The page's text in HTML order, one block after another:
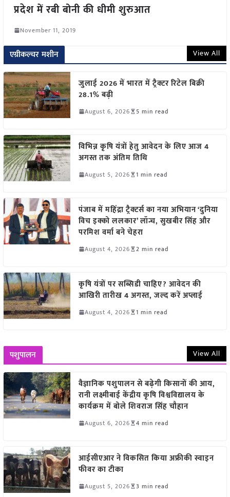
प्रदेश में रबी बोनी की धीमी शुरुआत
November 11, 2019
एग्रीकल्चर मशीन View All
जुलाई 2026 में भारत में ट्रैक्टर रिटेल बिक्री
28.1% बढ़ी
August 6, 2026 5 min read
विभिन्न कृषि यंत्रों हेतु आवेदन के लिए आज 4
अगस्त तक अंतिम तिथि
August 5, 2026 1 min read
पंजाब में महिंद्रा ट्रैक्टर्स का नया अभियान ‘दुनिया
विच इक्को ललकार’ लॉन्च, सुखबीर सिंह और
परमिश वर्मा बने चेहरा
August 4, 2026 2 min read
कृषि यंत्रों पर सब्सिडी चाहिए? आवेदन की
आखिरी तारीख 4 अगस्त, जल्द करें अप्लाई
August 4, 2026 1 min read
पशुपालन View All
वैज्ञानिक पशुपालन से बढ़ेगी किसानों की आय,
रानी लक्ष्मीबाई केंद्रीय कृषि विश्वविद्यालय के
कार्यक्रम में बोले शिवराज सिंह चौहान
August 6, 2026 4 min read
आईसीएआर ने विकसित किया अफ्रीकी स्वाइन
फीवर का टीका
August 5, 2026 3 min read